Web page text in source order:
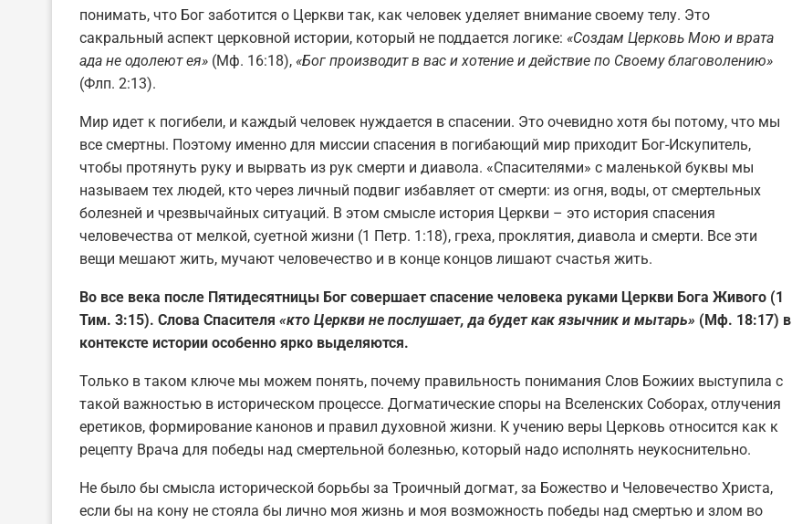
понимать, что Бог заботится о Церкви так, как человек уделяет внимание своему телу. Это
сакральный аспект церковной истории, который не поддается логике: «Создам Церковь Мою и врата
ада не одолеют ея» (Мф. 16:18), «Бог производит в вас и хотение и действие по Своему благоволению»
(Флп. 2:13).
Мир идет к погибели, и каждый человек нуждается в спасении. Это очевидно хотя бы потому, что мы
все смертны. Поэтому именно для миссии спасения в погибающий мир приходит Бог-Искупитель,
чтобы протянуть руку и вырвать из рук смерти и диавола. «Спасителями» с маленькой буквы мы
называем тех людей, кто через личный подвиг избавляет от смерти: из огня, воды, от смертельных
болезней и чрезвычайных ситуаций. В этом смысле история Церкви – это история спасения
человечества от мелкой, суетной жизни (1 Петр. 1:18), греха, проклятия, диавола и смерти. Все эти
вещи мешают жить, мучают человечество и в конце концов лишают счастья жить.
Во все века после Пятидесятницы Бог совершает спасение человека руками Церкви Бога Живого (1
Тим. 3:15). Слова Спасителя «кто Церкви не послушает, да будет как язычник и мытарь» (Мф. 18:17) в
контексте истории особенно ярко выделяются.
Только в таком ключе мы можем понять, почему правильность понимания Слов Божиих выступила с
такой важностью в историческом процессе. Догматические споры на Вселенских Соборах, отлучения
еретиков, формирование канонов и правил духовной жизни. К учению веры Церковь относится как к
рецепту Врача для победы над смертельной болезнью, который надо исполнять неукоснительно.
Не было бы смысла исторической борьбы за Троичный догмат, за Божество и Человечество Христа,
если бы на кону не стояла бы лично моя жизнь и моя возможность победы над смертью и злом во